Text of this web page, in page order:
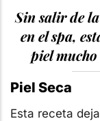
Sin salir de
en el spa,
piel
Piel Seca
Esta receta